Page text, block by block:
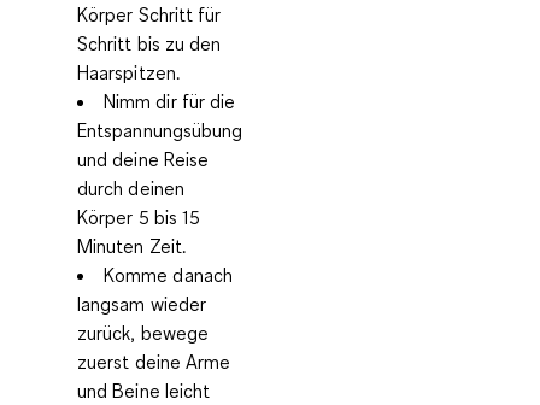
Körper Schritt für
Schritt bis zu den
Haarspitzen.
Nimm dir für die
Entspannungsübung
und deine Reise
durch deinen
Körper 5 bis 15
Minuten Zeit.
Komme danach
langsam wieder
zurück, bewege
zuerst deine Arme
und Beine leicht